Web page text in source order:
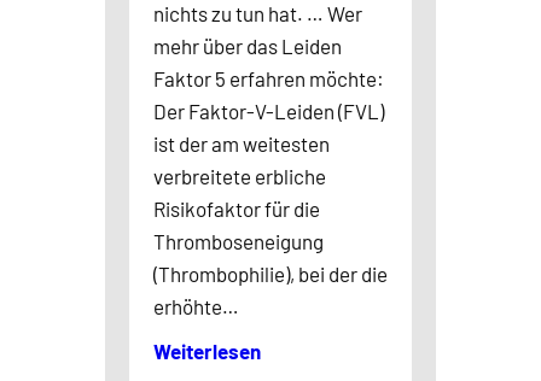
nichts zu tun hat. … Wer
mehr über das Leiden
Faktor 5 erfahren möchte:
Der Faktor-V-Leiden (FVL)
ist der am weitesten
verbreitete erbliche
Risikofaktor für die
Thromboseneigung
(Thrombophilie), bei der die
erhöhte…
Weiterlesen